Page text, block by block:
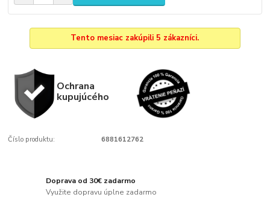
Tento mesiac zakúpili 5 zákazníci.
Ochrana
kupujúcého
Číslo produktu: 6881612762
Doprava od 30€ zadarmo
Využite dopravu úplne zadarmo